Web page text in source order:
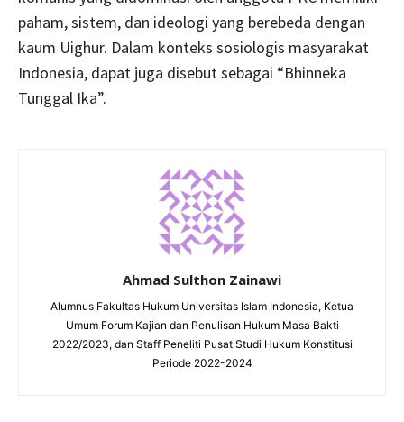
paham, sistem, dan ideologi yang berebeda dengan
kaum Uighur. Dalam konteks sosiologis masyarakat
Indonesia, dapat juga disebut sebagai “Bhinneka
Tunggal Ika”.
Ahmad Sulthon Zainawi
Alumnus Fakultas Hukum Universitas Islam Indonesia, Ketua
Umum Forum Kajian dan Penulisan Hukum Masa Bakti
2022/2023, dan Staff Peneliti Pusat Studi Hukum Konstitusi
Periode 2022-2024